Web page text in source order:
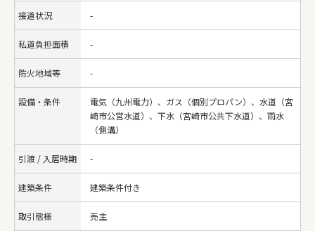
接道状況 -
私道負担面積 -
防火地域等 -
設備・条件
電気（九州電力）、ガス（個別プロパン）、水道（宮
崎市公営水道）、下水（宮崎市公共下水道）、雨水
（側溝）
引渡 / 入居時期 -
建築条件 建築条件付き
取引態様 売主